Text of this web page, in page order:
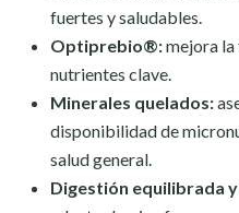
fuertes y saludables.
Optiprebio®:mejora la
nutrientes clave.
Minerales quelados:
disponibilidad de
salud general.
Digestión equilibrada